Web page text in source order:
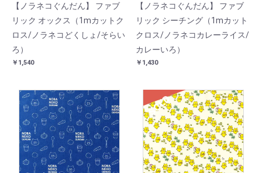
【ノラネコぐんだん】 ファブ
リック オックス（1mカットク
ロス/ノラネコどくしょ/そらい
ろ）
￥1,540
【ノラネコぐんだん】 ファブ
リック シーチング（1mカット
クロス/ノラネコカレーライス/
カレーいろ）
￥1,430
SOLD